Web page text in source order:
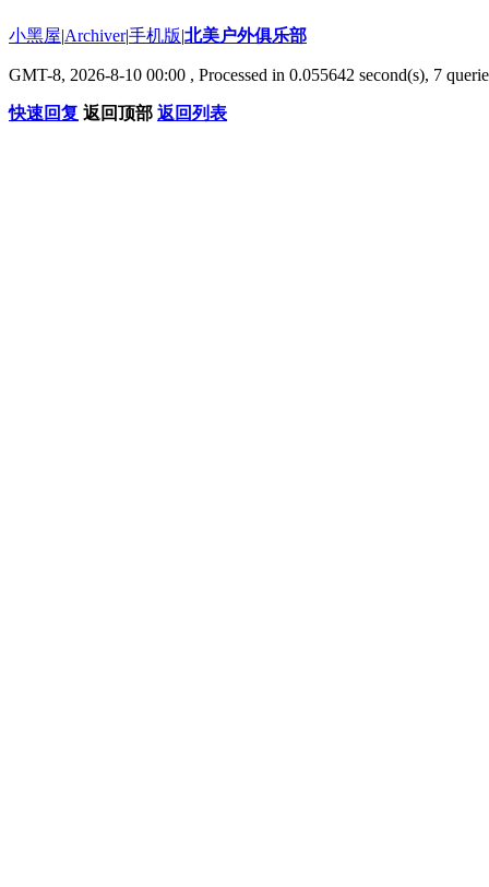
小黑屋|Archiver|手机版|北美户外俱乐部
GMT-8, 2026-8-10 00:00 , Processed in 0.055642 second(s), 7
快速回复 返回顶部 返回列表